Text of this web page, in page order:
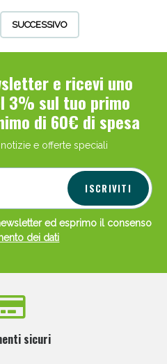
SUCCESSIVO
e ricevi uno
3% sul tuo primo
di 60€ di spesa
e offerte speciali
ISCRIVITI
ed esprimo il consenso
dei dati
sicuri